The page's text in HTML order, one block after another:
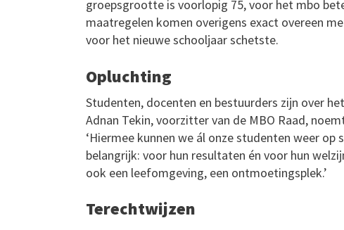
groepsgrootte is voorlopig 75, voor het mbo
maatregelen komen overigens exact overeen
voor het nieuwe schooljaar schetste.
Opluchting
Studenten, docenten en bestuurders zijn over
Adnan Tekin, voorzitter van de MBO Raad,
‘Hiermee kunnen we ál onze studenten weer
belangrijk: voor hun resultaten én voor hun
ook een leefomgeving, een ontmoetingsplek.’
Terechtwijzen